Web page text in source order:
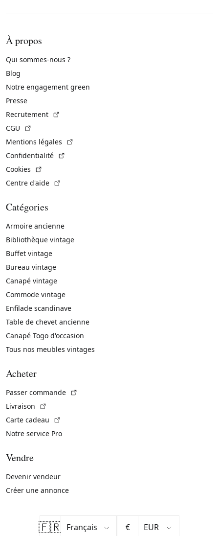
À propos
Qui sommes-nous ?
Blog
Notre engagement green
Presse
Recrutement
CGU
Mentions légales
Confidentialité
Cookies
Centre d'aide
Catégories
Armoire ancienne
Bibliothèque vintage
Buffet vintage
Bureau vintage
Canapé vintage
Commode vintage
Enfilade scandinave
Table de chevet ancienne
Canapé Togo d'occasion
Tous nos meubles vintages
Acheter
Passer commande
Livraison
Carte cadeau
Notre service Pro
Vendre
Devenir vendeur
Créer une annonce
🇫🇷 €